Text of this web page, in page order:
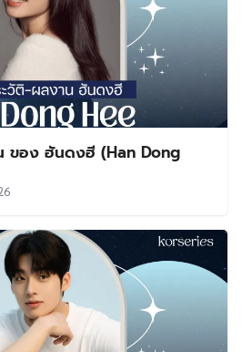
ของ ฮันดงฮี (Han Dong